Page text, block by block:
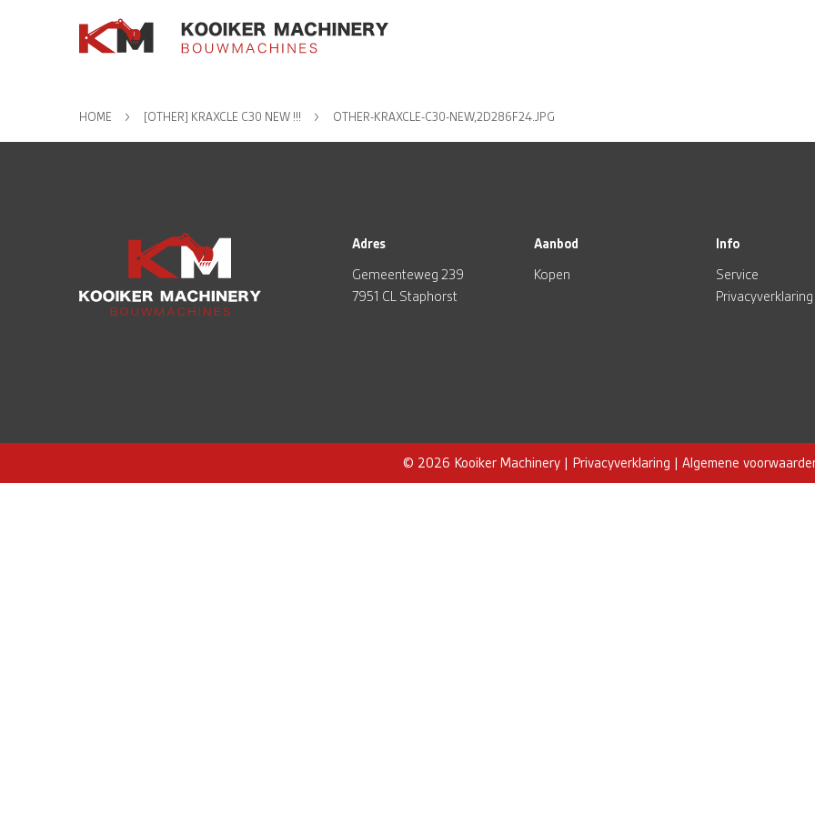
HOME [OTHER] KRAXCLE C30 NEW !!! OTHER-KRAXCLE-C30-NEW,2D286F24.JPG
Adres
Gemeenteweg 239
7951 CL Staphorst
Aanbod
Kopen
Info
Service
Privacyverklaring
© 2026 Kooiker Machinery | Privacyverklaring | Algemene